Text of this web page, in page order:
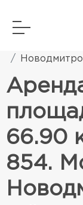
66.90
854.